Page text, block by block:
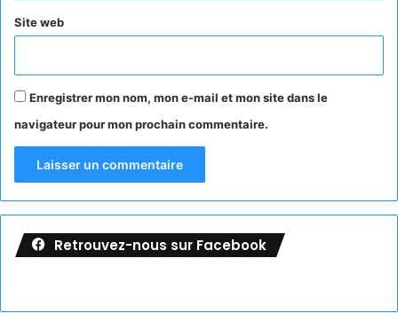
Site web
Enregistrer mon nom, mon e-mail et mon site dans le
navigateur pour mon prochain commentaire.
Retrouvez-nous sur Facebook